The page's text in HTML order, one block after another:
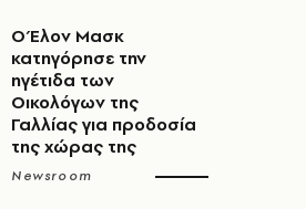
Ο Έλον Μασκ
κατηγόρησε την
ηγέτιδα των
Οικολόγων της
Γαλλίας για προδοσία
της χώρας της
Newsroom